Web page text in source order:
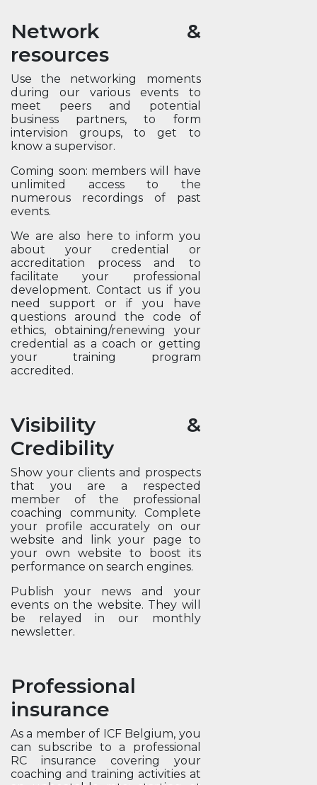
Network &
resources
Use the networking moments
during our various events to
meet peers and potential
business partners, to form
intervision groups, to get to
know a supervisor.
Coming soon: members will have
unlimited access to the
numerous recordings of past
events.
We are also here to inform you
about your credential or
accreditation process and to
facilitate your professional
development. Contact us if you
need support or if you have
questions around the code of
ethics, obtaining/renewing your
credential as a coach or getting
your training program
accredited.
Visibility &
Credibility
Show your clients and prospects
that you are a respected
member of the professional
coaching community. Complete
your profile accurately on our
website and link your page to
your own website to boost its
performance on search engines.
Publish your news and your
events on the website. They will
be relayed in our monthly
newsletter.
Professional
insurance
As a member of ICF Belgium, you
can subscribe to a professional
RC insurance covering your
coaching and training activities at